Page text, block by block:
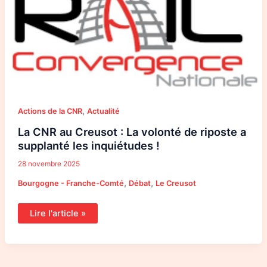
Actions de la CNR, Actualité
La CNR au Creusot : La volonté de riposte a
supplanté les inquiétudes !
28 novembre 2025
Bourgogne - Franche-Comté, Débat, Le Creusot
volonté
de
riposte
supplanté
les
inquiétudes !
Lire l'article »